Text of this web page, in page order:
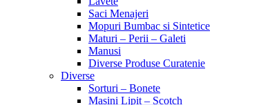
Saci Menajeri
Mopuri Bumbac si Sintetice
Maturi – Perii – Galeti
Manusi
Diverse Produse Curatenie
Diverse
Sorturi – Bonete
Masini Lipit – Scotch